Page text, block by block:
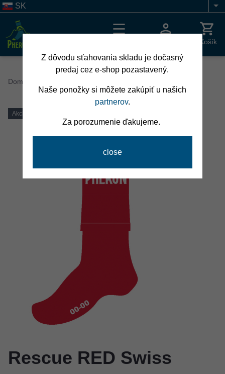
Skočiť
hlavný
obsah
SK
Košík
Breadcrumb
Domov
Akcia
Rescue RED Swiss
Z dôvodu sťahovania skladu je dočasný
predaj cez e-shop pozastavený.
Naše ponožky si môžete zakúpiť u našich
partnerov.
Za porozumenie ďakujeme.